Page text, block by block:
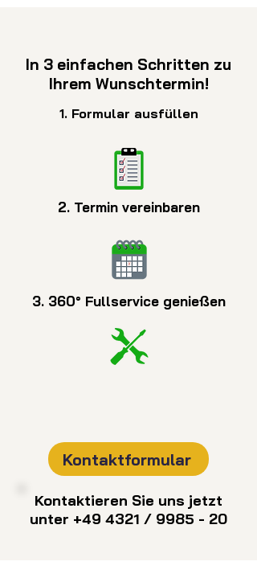
In 3 einfachen Schritten zu
Ihrem Wunschtermin!
1. Formular ausfüllen
2. Termin vereinbaren
3. 360° Fullservice genießen
Kontaktformular
Kontaktieren Sie uns jetzt
unter +49 4321 / 9985 - 20